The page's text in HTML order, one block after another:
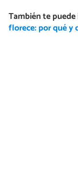
También te puede
florece: por qué y